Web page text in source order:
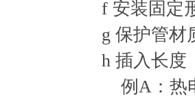
f 安装固定
g 保护管材
h 插入长度
例A：热